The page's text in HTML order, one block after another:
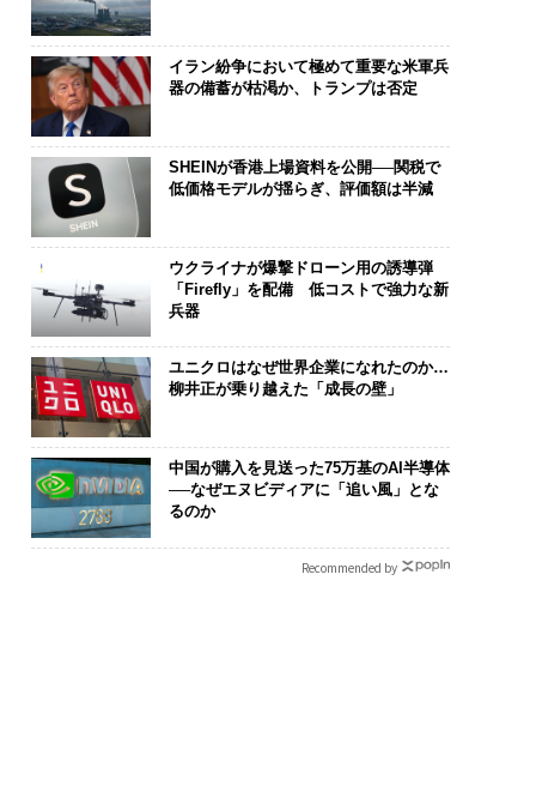
イラン紛争において極めて重要な米軍兵
器の備蓄が枯渇か、トランプは否定
SHEINが香港上場資料を公開──関税で
低価格モデルが揺らぎ、評価額は半減
ウクライナが爆撃ドローン用の誘導弾
「Firefly」を配備 低コストで強力な新
兵器
ユニクロはなぜ世界企業になれたのか…
柳井正が乗り越えた「成長の壁」
中国が購入を見送った75万基のAI半導体
──なぜエヌビディアに「追い風」とな
るのか
Recommended by